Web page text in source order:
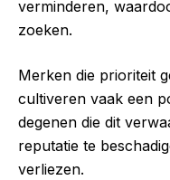
verminderen,
zoeken.
Merken die prioriteit
cultiveren vaak een
degenen die dit
reputatie te
verliezen.